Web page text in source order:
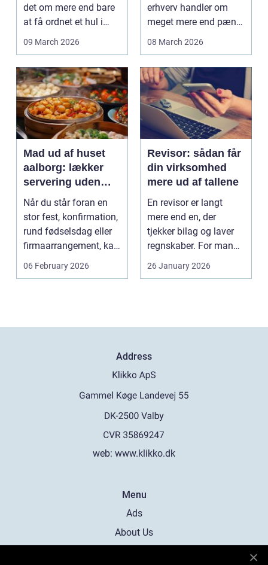
det om mere end bare
at få ordnet et hul i
tanden. For man...
09 March 2026
erhverv handler om
meget mere end pæne
vægge. Malerarbejde
08 March 2026
Mad ud af huset
aalborg: lækker
servering uden
stress
Når du står foran en
stor fest, konfirmation,
rund fødselsdag eller
firmaarrangement, kan
planlægnin...
06 February 2026
Revisor: sådan får
din virksomhed
mere ud af tallene
En revisor er langt
mere end en, der
tjekker bilag og laver
regnskaber. For mange
mindre og mellemst...
26 January 2026
Address
web: www.klikko.dk
Menu
Ads
About Us